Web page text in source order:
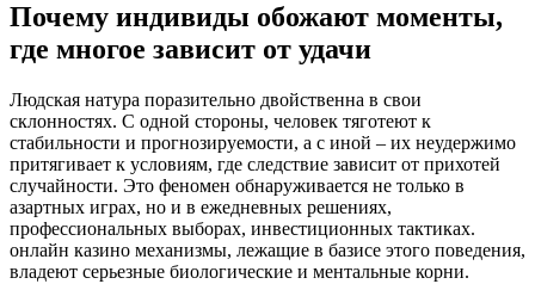
Почему индивиды обожают моменты,
где многое зависит от удачи
Людская натура поразительно двойственна в свои
склонностях. С одной стороны, человек тяготеют к
стабильности и прогнозируемости, а с иной – их неудержимо
притягивает к условиям, где следствие зависит от прихотей
случайности. Это феномен обнаруживается не только в
азартных играх, но и в ежедневных решениях,
профессиональных выборах, инвестиционных тактиках.
онлайн казино механизмы, лежащие в базисе этого поведения,
владеют серьезные биологические и ментальные корни.